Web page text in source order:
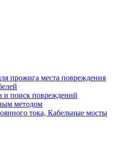
прожига места повреждения
и поиск повреждений
методом
тока, Кабельные мосты